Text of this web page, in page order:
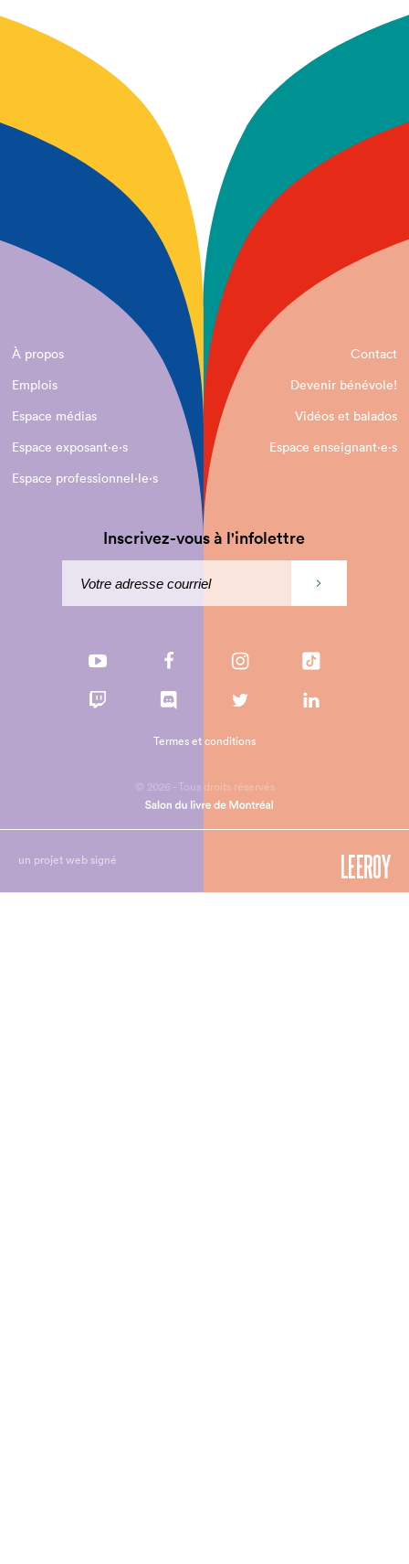
À propos
Contact
Emplois
Devenir bénévole!
Espace médias
Vidéos et balados
Espace exposant·e⋅s
Espace enseignant·e⋅s
Espace professionnel·le⋅s
Inscrivez-vous à l'infolettre
© 2026 - Tous droits réservés
Termes et conditions
un projet web signé